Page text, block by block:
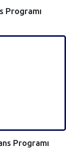
Programı
Programı